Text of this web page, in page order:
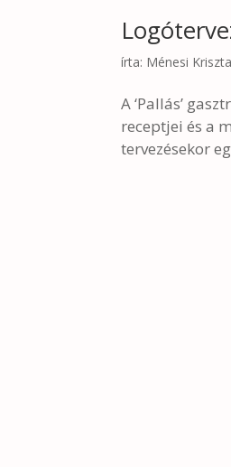
írta: Ménesi Kriszta
A ‘Pallás’
receptjei és a
tervezésekor